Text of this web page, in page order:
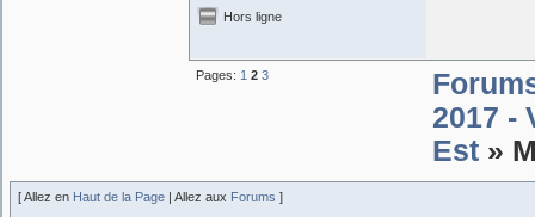
Hors ligne
Pages: 1 2 3
2017 -
Est »
[ Allez en Haut de la Page | Allez aux Forums ]